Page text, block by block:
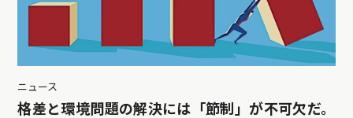
ニュース
格差と環境問題の解決には「節制」が不可欠だ。